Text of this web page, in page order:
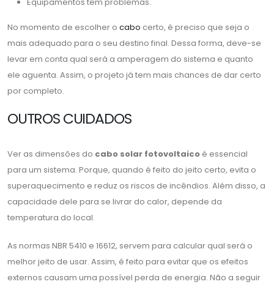
No momento de escolher o cabo certo, é preciso que seja o
mais adequado para o seu destino final. Dessa forma, deve-se
levar em conta qual será a amperagem do sistema e quanto
ele aguenta. Assim, o projeto já tem mais chances de dar certo
por completo.
OUTROS CUIDADOS
Ver as dimensões do cabo solar fotovoltaico é essencial
para um sistema. Porque, quando é feito do jeito certo, evita o
superaquecimento e reduz os riscos de incêndios. Além disso, a
capacidade dele para se livrar do calor, depende da
temperatura do local.
As normas NBR 5410 e 16612, servem para calcular qual será o
melhor jeito de usar. Assim, é feito para evitar que os efeitos
externos causam uma possível perda de energia. Não a seguir